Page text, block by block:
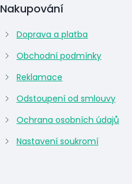
Nakupování
Doprava a platba
Obchodní podmínky
Reklamace
Odstoupení od smlouvy
Ochrana osobních údajů
Nastavení soukromí